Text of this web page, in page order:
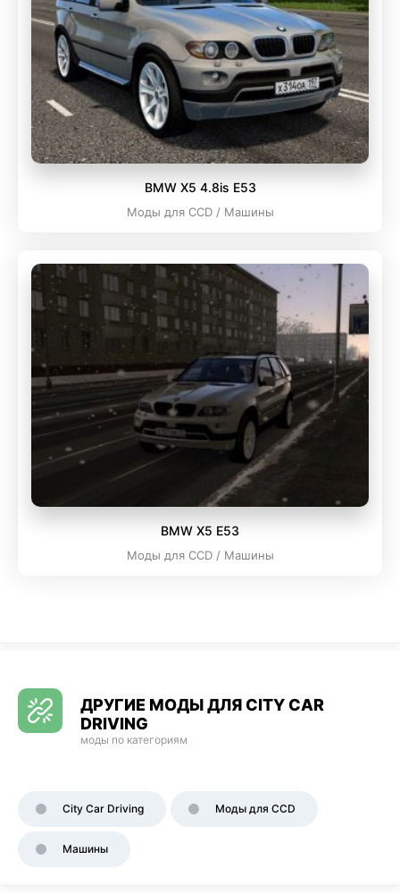
BMW X5 4.8is E53
Моды для CCD / Машины
BMW X5 E53
Моды для CCD / Машины
ДРУГИЕ МОДЫ ДЛЯ CITY CAR
DRIVING
моды по категориям
City Car Driving Моды для CCD
Машины